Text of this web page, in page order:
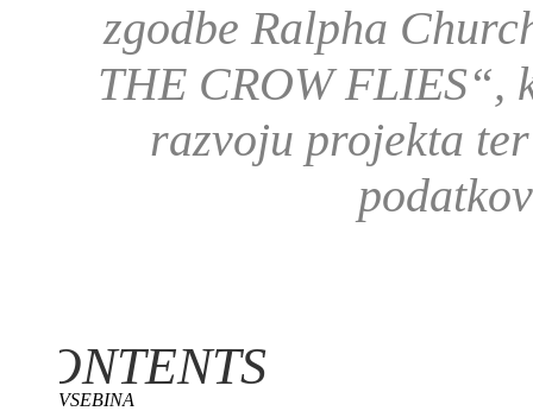
zgodbe Ralpha
THE CROW FLIES“,
razvoju projekta
VSEBINA
CONTENTS